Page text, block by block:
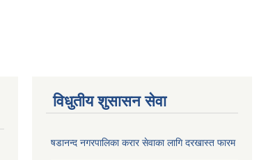
विधुतीय शुसासन सेवा
षडानन्द नगरपालिका करार सेवाका लागि दरखास्त फारम